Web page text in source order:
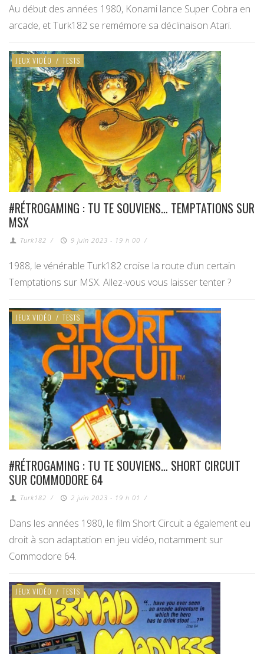
Au début des années 1980, Konami lance Super Cobra en
arcade, et Turk182 se remémore sa déclinaison Atari.
JEUX VIDÉO / TESTS
#RÉTROGAMING : TU TE SOUVIENS… TEMPTATIONS SUR
MSX
Turk182 / 9 juin 2023 - 19 h 00 /
1988, le vénérable Turk182 croise la route d’un certain
Temptations sur MSX. Allez-vous vous laisser tenter ?
JEUX VIDÉO / TESTS
#RÉTROGAMING : TU TE SOUVIENS… SHORT CIRCUIT
SUR COMMODORE 64
Turk182 / 2 juin 2023 - 19 h 01 /
Dans les années 1980, le film Short Circuit a également eu
droit à son adaptation en jeu vidéo, notamment sur
Commodore 64.
JEUX VIDÉO / TESTS